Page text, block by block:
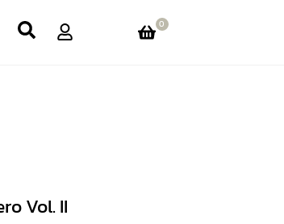
0
Vol. II